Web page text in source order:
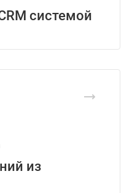
системой
из